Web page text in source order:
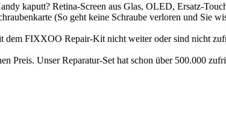
kaputt? Retina-Screen aus Glas, OLED, Ersatz-
(So geht keine Schraube verloren und Sie
FIXXOO Repair-Kit nicht weiter oder sind nicht
Unser Reparatur-Set hat schon über 500.000